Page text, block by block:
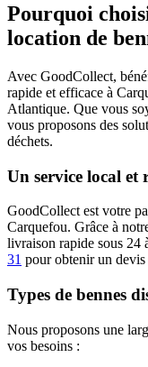
Pourquoi
location de
Avec GoodCollect,
rapide et efficace à
Atlantique. Que vous
vous proposons des
déchets.
Un service local et
GoodCollect est votre
Carquefou. Grâce à
livraison rapide sous 24
31 pour obtenir un devis
Types de bennes
Nous proposons une
vos besoins :